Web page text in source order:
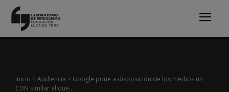
Inicio Audiencia
Google pone a disposición de los medios un
CDN similar al que...